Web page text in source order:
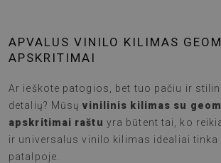
APVALUS VINILO KILIMAS
APSKRITIMAI
Ar ieškote patogios, bet tuo pačiu ir
detalių? Mūsųvinilinis kilimas su
apskritimai raštu yra būtent tai, ko
ir universalus vinilo kilimas idealiai tinka
patalpoje.